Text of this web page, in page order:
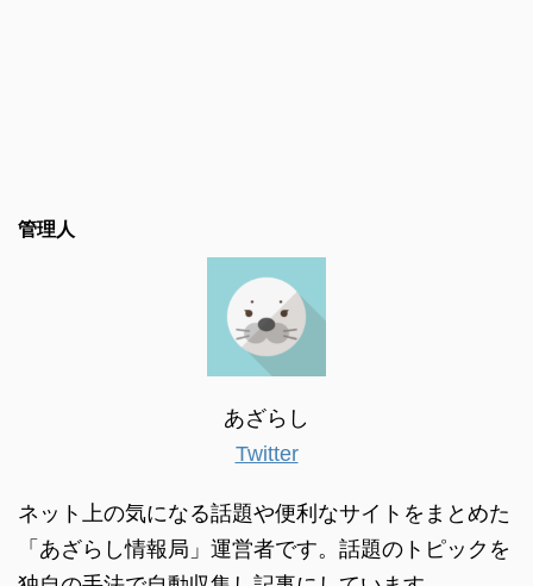
管理人
あざらし
Twitter
ネット上の気になる話題や便利なサイトをまとめた
「あざらし情報局」運営者です。話題のトピックを